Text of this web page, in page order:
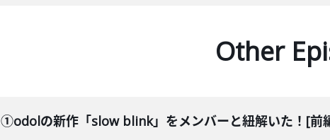
Other
①odolの新作「slow blink」をメンバーと紐解いた！[前